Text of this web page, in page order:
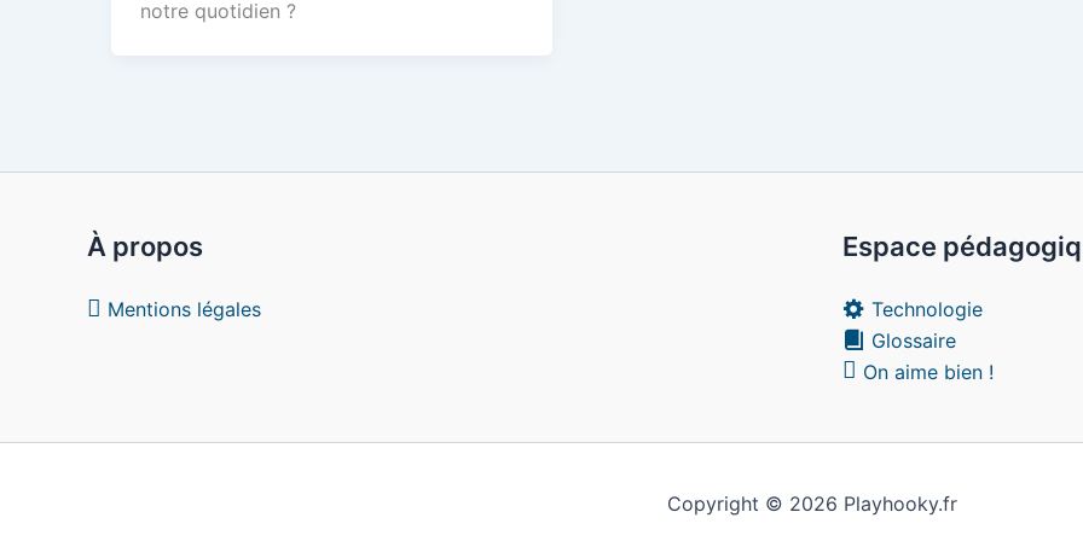
notre quotidien ?
À propos
Mentions légales
Espace
Technologie
Glossaire
On aime bien !
Copyright © 2026 Playhooky.fr